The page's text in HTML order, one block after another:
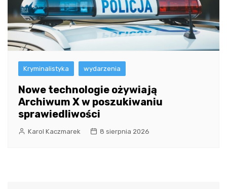
Kryminalistyka wydarzenia
Nowe technologie ożywiają
Archiwum X w poszukiwaniu
sprawiedliwości
Karol Kaczmarek 8 sierpnia 2026